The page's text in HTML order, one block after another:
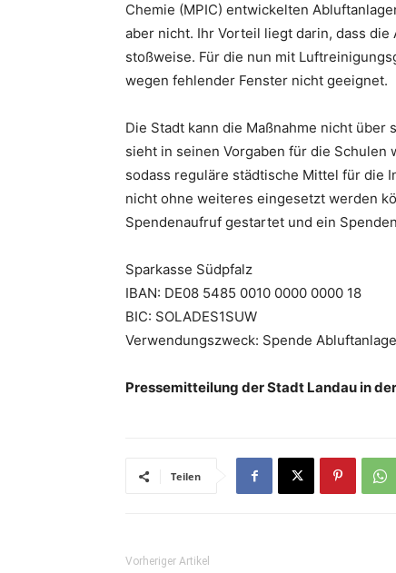
Chemie (MPIC) entwickelten
aber nicht. Ihr Vorteil liegt darin, dass
stoßweise. Für die nun mit
wegen fehlender Fenster nicht geeignet.
Die Stadt kann die Maßnahme nicht über
sieht in seinen Vorgaben für die Schulen
sodass reguläre städtische Mittel für die
nicht ohne weiteres eingesetzt werden
Spendenaufruf gestartet und ein
Sparkasse Südpfalz
IBAN: DE08 5485 0010 0000 0000 18
BIC: SOLADES1SUW
Verwendungszweck: Spende
Pressemitteilung der Stadt Landau in
Teilen
Vorheriger Artikel